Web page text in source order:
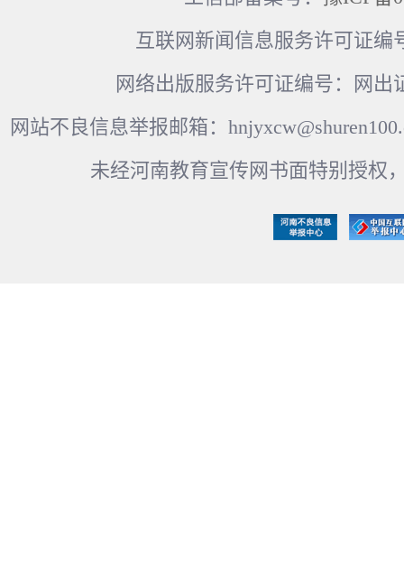
互联网新闻信息服务许可证编
网络出版服务许可证编号：网出
网站不良信息举报邮箱：
未经河南教育宣传网书面特别授权